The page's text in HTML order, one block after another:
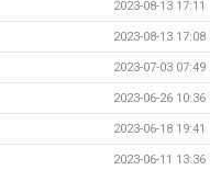
2023-08-13 17:11
2023-08-13 17:08
2023-07-03 07:49
2023-06-26 10:36
2023-06-18 19:41
2023-06-11 13:36